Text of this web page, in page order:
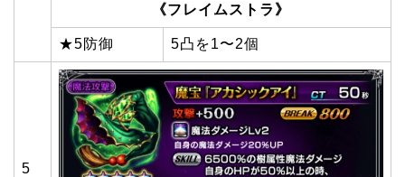
《フレイムストラ》
★5防御 5凸を1〜2個
5